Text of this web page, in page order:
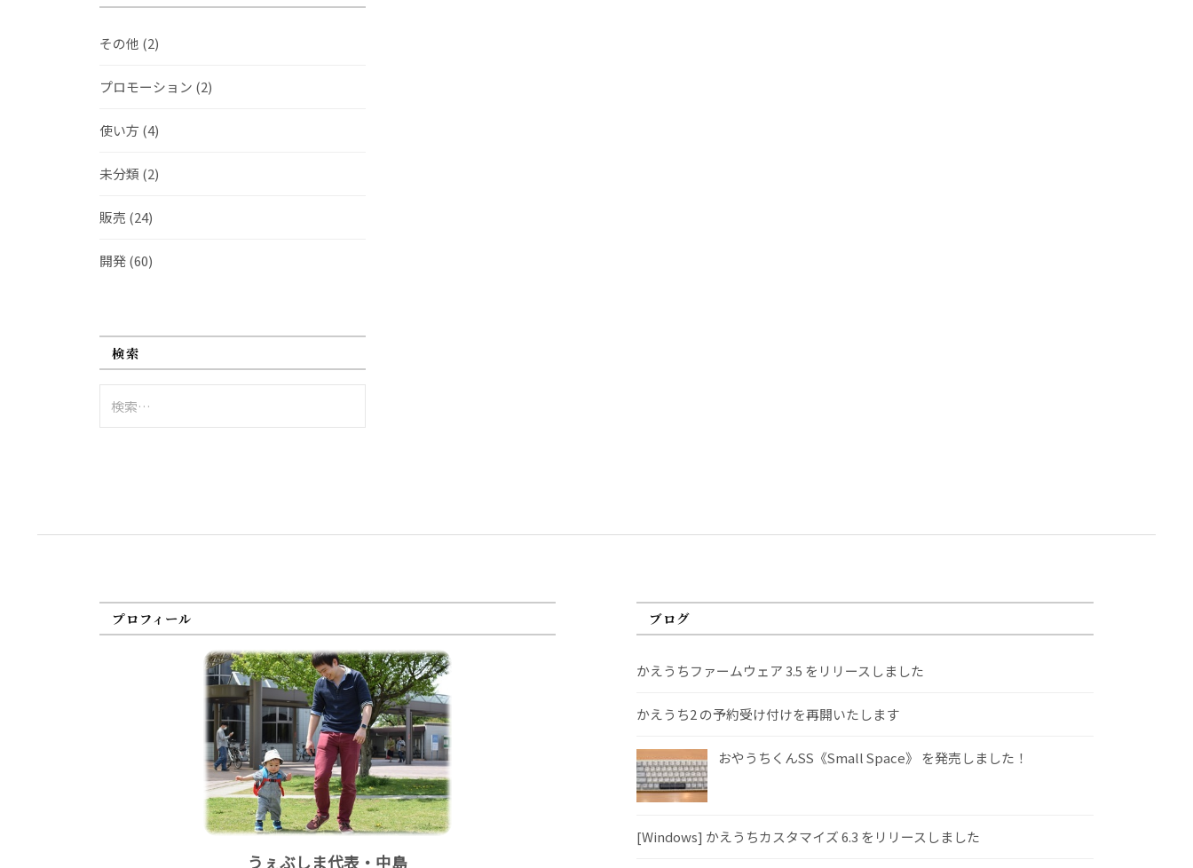
その他 (2)
プロモーション (2)
使い方 (4)
未分類 (2)
販売 (24)
開発(60)
検索
索:
プロフィール
うぇぶしま代表・中島
ブログ
かえうちファームウェア 3.5 をリリースしました
かえうち2 の予約受け付けを再開いたします
おやうちくんSS《Small Space》 を発売しました！
[Windows] かえうちカスタマイズ 6.3 をリリースしました